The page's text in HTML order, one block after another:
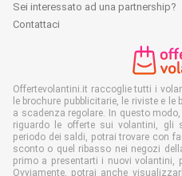
Sei interessato ad una partnership?
Contattaci
Offertevolantini.it raccoglie tutti i
le brochure pubblicitarie, le riviste e
a scadenza regolare. In questo
riguardo le offerte sui volantini, gli
periodo dei saldi, potrai trovare con
sconto o quel ribasso nei negozi
primo a presentarti i nuovi volantini,
Ovviamente, potrai anche